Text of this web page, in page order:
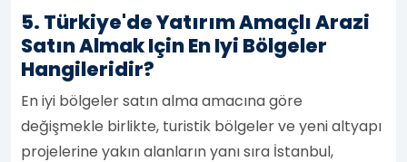
5. Türkiye'de Yatırım Amaçlı Arazi
Satın Almak Için En Iyi Bölgeler
Hangileridir?
En iyi bölgeler satın alma amacına göre
değişmekle birlikte, turistik bölgeler ve yeni altyapı
projelerine yakın alanların yanı sıra İstanbul,